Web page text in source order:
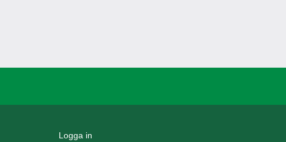
Logga in